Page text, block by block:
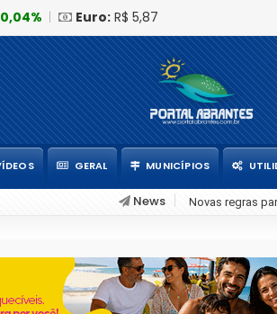
0,04% | Euro: R$ 5,87
GERAL MUNICÍPIOS
News Na era da